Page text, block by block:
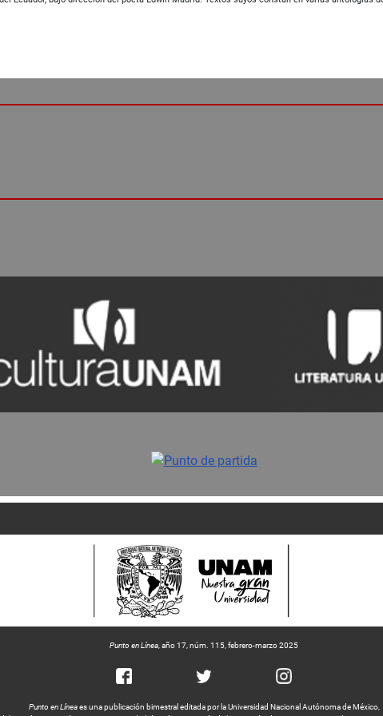
Punto en Línea, año 17, núm. 115, febrero-marzo 2025
Punto en Líneaes una publicación bimestral editada por la Universidad Nacional Autónoma de México,